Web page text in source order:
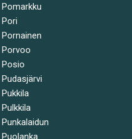
Pomarkku
Pori
Pornainen
Porvoo
Posio
Pudasjärvi
Pukkila
Pulkkila
Punkalaidun
Puolanka